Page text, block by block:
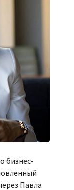
бизнес-
Павла